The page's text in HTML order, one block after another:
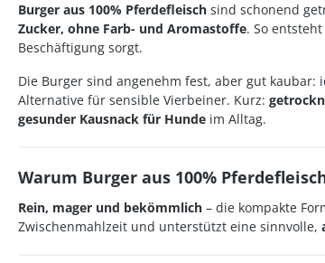
Burger aus 100% Pferdefleisch sind schonend
Zucker, ohne Farb- und Aromastoffe. So
Beschäftigung sorgt.
Die Burger sind angenehm fest, aber gut kaubar:
Alternative für sensible Vierbeiner. Kurz:
gesunder Kausnack für Hunde im Alltag.
Warum Burger aus 100%
Rein, mager und bekömmlich – die kompakte
Zwischenmahlzeit und unterstützt eine sinnvolle,